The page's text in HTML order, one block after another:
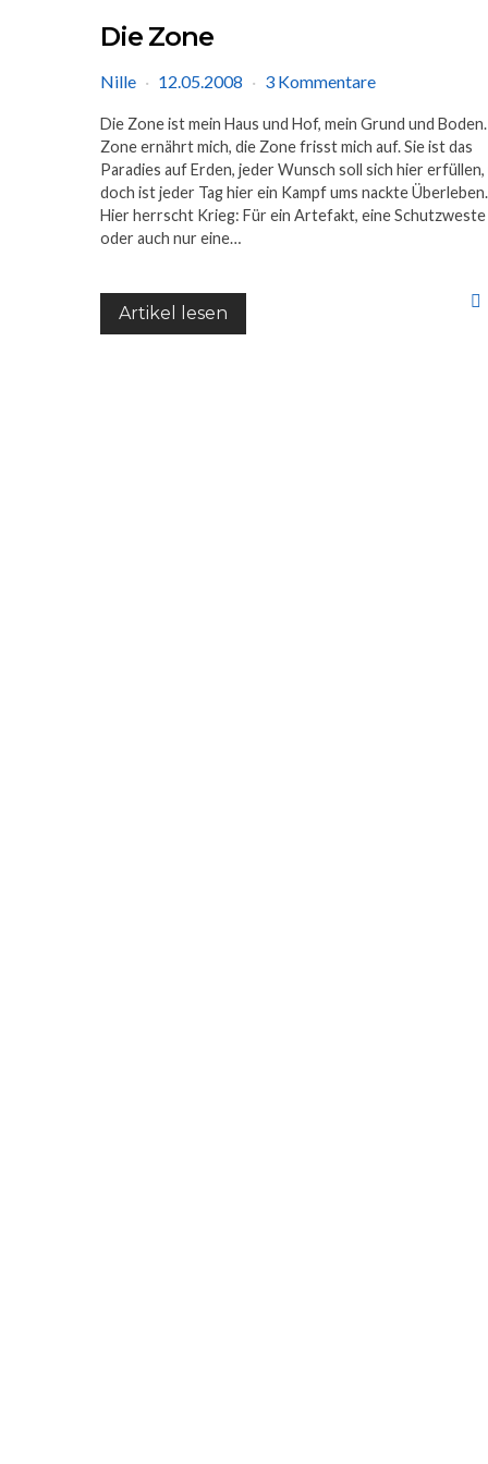
Die Zone
Nille 12.05.2008 3 Kommentare
Die Zone ist mein Haus und Hof, mein Grund und
Zone ernährt mich, die Zone frisst mich auf. Sie ist das
Paradies auf Erden, jeder Wunsch soll sich hier erfüllen,
doch ist jeder Tag hier ein Kampf ums nackte Überleben.
Hier herrscht Krieg: Für ein Artefakt, eine Schutzweste
oder auch nur eine…
Artikel lesen